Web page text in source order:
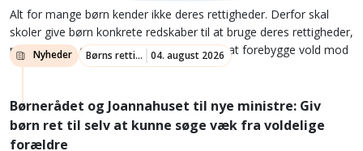
Alt for mange børn kender ikke deres rettigheder. Derfor skal
skoler give børn konkrete redskaber til at bruge deres rettigheder,
mens lærere og fagfolk skal klædes på til at forebygge vold mod
børn.
Nyheder Børns rettigheder 04. august 2026
Børnerådet og Joannahuset til nye ministre: Giv
børn ret til selv at kunne søge væk fra voldelige
forældre